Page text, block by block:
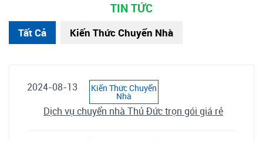
TIN TỨC
Tất Cả
2024-08-13 Kiến Thức Chuyển
Nhà
Dịch vụ chuyển nhà Thủ Đức trọn gói giá rẻ
Kiến Thức Chuyển Nhà